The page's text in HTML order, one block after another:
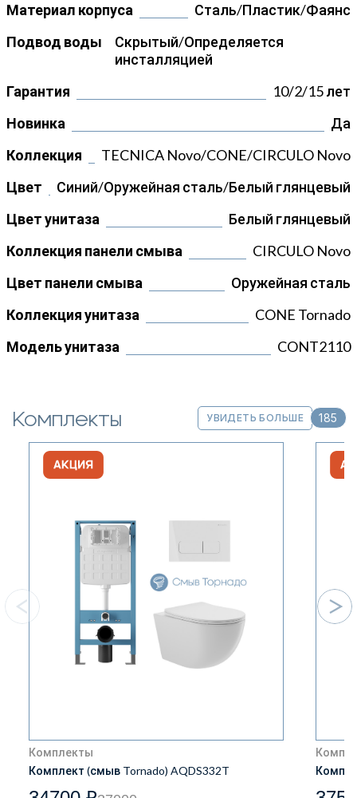
Материал корпуса
Сталь/Пластик/Фаянс
Подвод воды
Скрытый/Определяется
инсталляцией
Гарантия
10/2/15 лет
Новинка
Да
Коллекция
TECNICA Novo/CONE/CIRCULO Novo
Цвет
Синий/Оружейная сталь/Белый глянцевый
Цвет унитаза
Белый глянцевый
Коллекция панели смыва
CIRCULO Novo
Цвет панели смыва
Оружейная сталь
Коллекция унитаза
CONE Tornado
Модель унитаза
CONT2110
Комплекты УВИДЕТЬ БОЛЬШЕ 185
Комплекты
Комплект (смыв Tornado) AQDS332T